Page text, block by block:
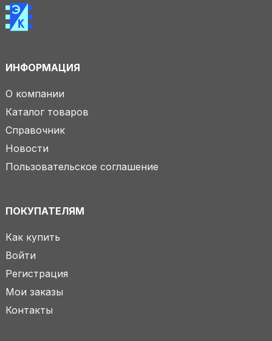
ИНФОРМАЦИЯ
О компании
Каталог товаров
Справочник
Новости
Пользовательское соглашение
ПОКУПАТЕЛЯМ
Как купить
Войти
Регистрация
Мои заказы
Контакты